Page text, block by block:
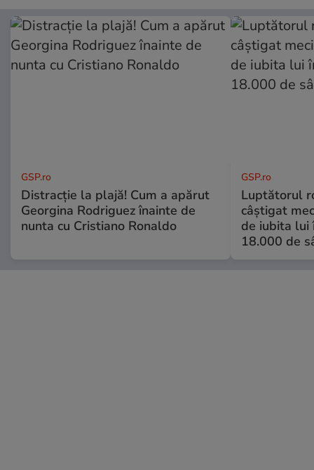
GSP.ro
Distracție la plajă! Cum a apărut
Georgina Rodriguez înainte de
nunta cu Cristiano Ronaldo
GSP.ro
Luptătorul
câștigat
de iubita lui
18.000 de